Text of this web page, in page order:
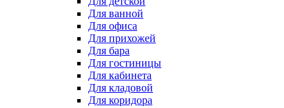
Для ванной
Для офиса
Для прихожей
Для бара
Для гостиницы
Для кабинета
Для кладовой
Для коридора